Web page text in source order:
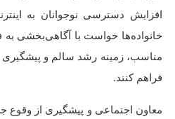
افزایش دسترسی نوجوانان به
خانواده‌ها خواست با آگاهی‌بخشی به
مناسب، زمینه رشد سالم و
فراهم کنند.
معاون اجتماعی و پیشگیری از وقوع